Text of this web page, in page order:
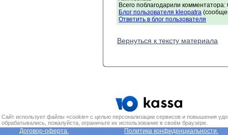
Всего поблагодарили
Блог пользователя kleopatra
Ответить в блог пользователя
Вернуться к тексту материала
Сайт использует файлы «cookie» с целью персонализации сервисов и повышения
обрабатывались, пожалуйста, ограничьте их использование в своём браузере.
Договор-оферта. Политика конфиденциальности.